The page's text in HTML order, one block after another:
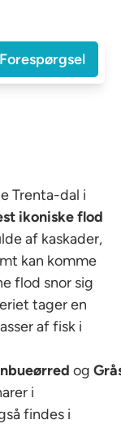
Forespørgsel
Trenta-dal i
ikoniske flod
af kaskader,
kan komme
flod snor sig
tager en
af fisk i
og
i
findes i